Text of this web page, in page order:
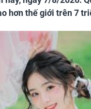
hơn thế giới trên 7